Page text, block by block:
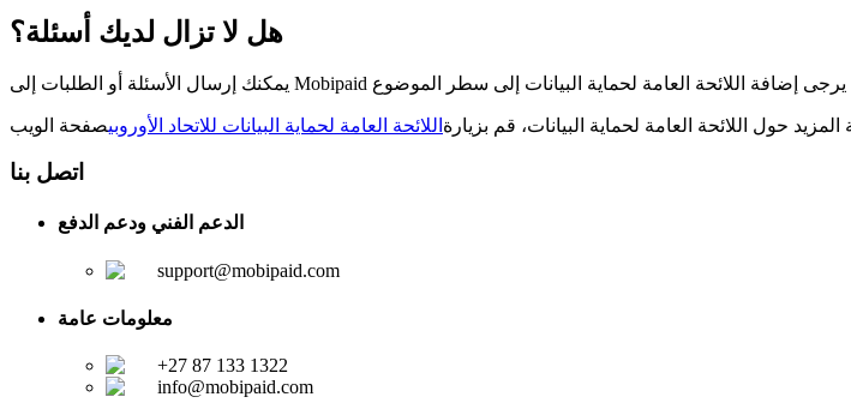
هل لا تزال لديك أسئلة؟
حول اللائحة العامة لحماية البيانات، قم بزيارة اللائحة العامة لحماية البيانات للاتحاد الأوروبي
اتصل بنا
الدعم الفني ودعم الدفع
support@mobipaid.com
معلومات عامة
+27 87 133 1322
info@mobipaid.com